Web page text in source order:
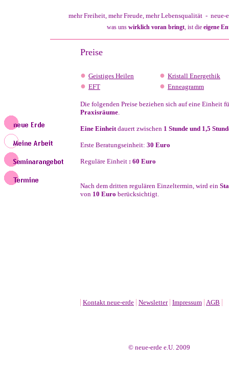
mehr Freiheit, mehr Freude, mehrLebensqualität - neue-
was uns wirklich voran bringt, ist die eigene
Preise
● Geistiges Heilen ● Kristall Energethik
● EFT ● Enneagramm
Die folgenden Preise beziehen sich auf eine Einheit
Praxisräume.
Eine Einheitdauert zwischen 1 Stunde und 1,5
Erste Beratungseinheit: 30 Euro
Reguläre Einheit : 60 Euro
Nach dem dritten regulären Einzeltermin, wird ein
von 10 Euro berücksichtigt.
| Kontakt neue-erde | Newsletter | Impressum | AGB |
© neue-erde e.U. 2009